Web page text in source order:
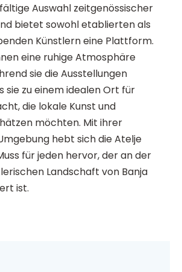
Auswahl zeitgenössischer
bietet sowohl etablierten als
Künstlern eine Plattform.
eine ruhige Atmosphäre
sie die Ausstellungen
sie zu einem idealen Ort für
die lokale Kunst und
möchten. Mit ihrer
hebt sich die Atelje
für jeden hervor, der an der
Landschaft von Banja
ist.